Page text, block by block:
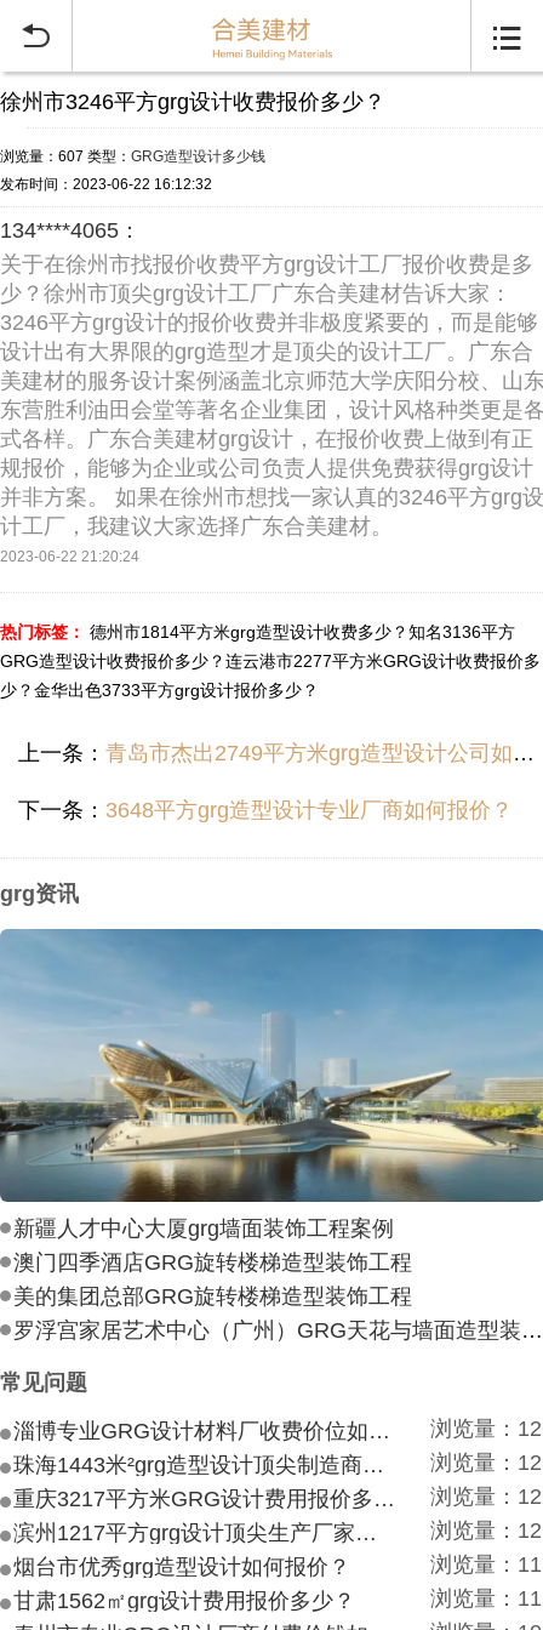
 
徐州市3246平方grg设计收费报价多少？
浏览量：607 类型： GRG造型设计多少钱
发布时间：2023-06-22 16:12:32
134****4065：
关于在徐州市找报价收费平方grg设计工厂报价收费是多
少？徐州市顶尖grg设计工厂广东合美建材告诉大家：
3246平方grg设计的报价收费并非极度紧要的，而是能够
设计出有大界限的grg造型才是顶尖的设计工厂。广东合
美建材的服务设计案例涵盖北京师范大学庆阳分校、山
东营胜利油田会堂等著名企业集团，设计风格种类更是
式各样。广东合美建材grg设计，在报价收费上做到有正
规报价，能够为企业或公司负责人提供免费获得grg设计
并非方案。 如果在徐州市想找一家认真的3246平方grg设
计工厂，我建议大家选择广东合美建材。
2023-06-22 21:20:24
热门标签： 德州市1814平方米grg造型设计收费多少？知名3136平方
GRG造型设计收费报价多少？连云港市2277平方米GRG设计收费报价多
少？金华出色3733平方grg设计报价多少？
上一条： 青岛市杰出2749平方米grg造型设计公司如何报价？
下一条： 3648平方grg造型设计专业厂商如何报价？
grg资讯
新疆人才中心大厦grg墙面装饰工程案例
澳门四季酒店GRG旋转楼梯造型装饰工程
美的集团总部GRG旋转楼梯造型装饰工程
罗浮宫家居艺术中心（广州）GRG天花与墙面造型装饰工程
常见问题
淄博专业GRG设计材料厂收费价位如何？
浏览量：
珠海1443米²grg造型设计顶尖制造商付费付费多少？
浏览量：
重庆3217平方米GRG设计费用报价多少？
浏览量：
滨州1217平方grg设计顶尖生产厂家价目如何？
浏览量：
烟台市优秀grg造型设计如何报价？
浏览量：
甘肃1562㎡grg设计费用报价多少？
浏览量：